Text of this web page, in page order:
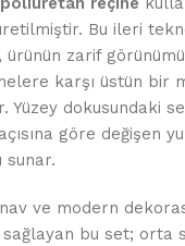
Bu ileri
ürünün zarif
karşı üstün bir
Yüzey dokusundaki
göre değişen
sunar.
ve modern
bu set; orta